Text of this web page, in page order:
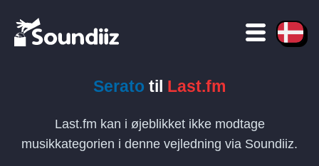
Serato til Last.fm
Last.fm kan i øjeblikket ikke modtage
musikkategorien i denne vejledning via Soundiiz.